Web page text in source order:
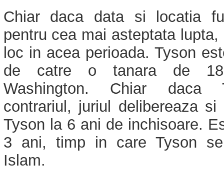
Chiar daca data si locatia
pentru cea mai asteptata
loc in acea perioada. Tyson
de catre o tanara de 18
Washington. Chiar daca
contrariul, juriul delibereaza
Tyson la 6 ani de inchisoare.
3 ani, timp in care Tyson
Islam.